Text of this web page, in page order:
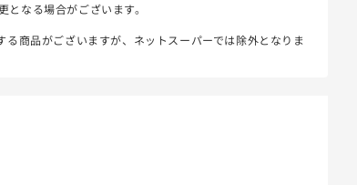
なる場合がございます。
商品がございますが、ネットスーパーでは除外となりま